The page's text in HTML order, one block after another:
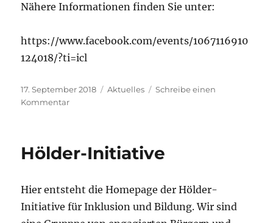
Nähere Informationen finden Sie unter:
https://www.facebook.com/events/1067116910
124018/?ti=icl
Veröffentlicht
am
17. September 2018 Kategorien
Aktuelles
Schreibe einen
Kommentarzu
Marian
Hölder-Initiative
Hier entsteht die Homepage der Hölder-
Initiative für Inklusion und Bildung. Wir sind